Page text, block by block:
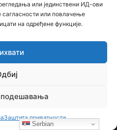
или јединствени ИД-ови
или повлачење
на одређене функције.
Заштита приватности
21 22 23
Serbian